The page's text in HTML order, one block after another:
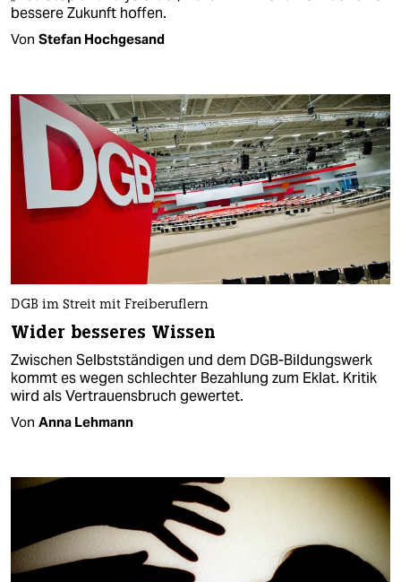
bessere Zukunft hoffen.
Von Stefan Hochgesand
DGB im Streit mit Freiberuflern
Wider besseres Wissen
Zwischen Selbstständigen und dem DGB-Bildungswerk
kommt es wegen schlechter Bezahlung zum Eklat. Kritik
wird als Vertrauensbruch gewertet.
Von Anna Lehmann